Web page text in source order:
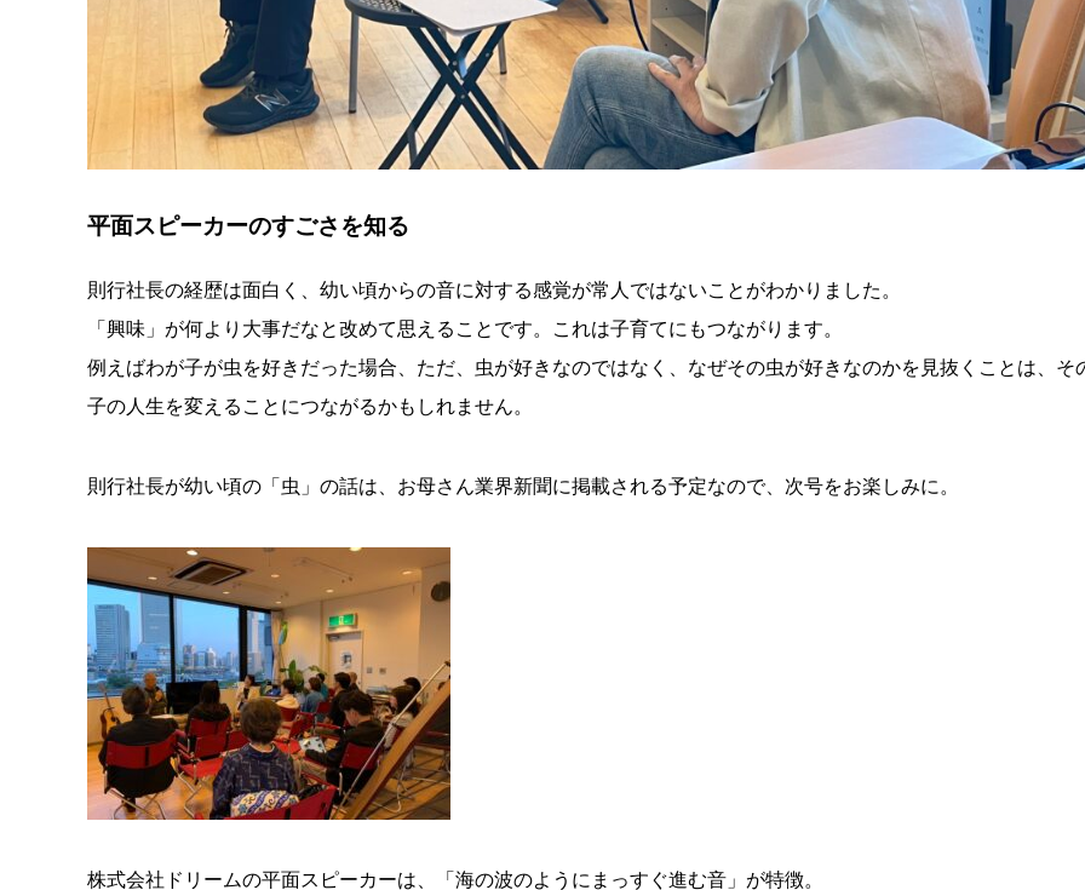
平面スピーカーのすごさを知る
則行社長の経歴は面白く、幼い頃からの音に対する感覚が常人ではないことがわかりました。
「興味」が何より大事だなと改めて思えることです。これは子育てにもつながります。
例えばわが子が虫を好きだった場合、ただ、虫が好きなのではなく、なぜその虫が好きなのかを見抜くことは、そ
子の人生を変えることにつながるかもしれません。
則行社長が幼い頃の「虫」の話は、お母さん業界新聞に掲載される予定なので、次号をお楽しみに。
株式会社ドリームの平面スピーカーは、「海の波のようにまっすぐ進む音」が特徴。